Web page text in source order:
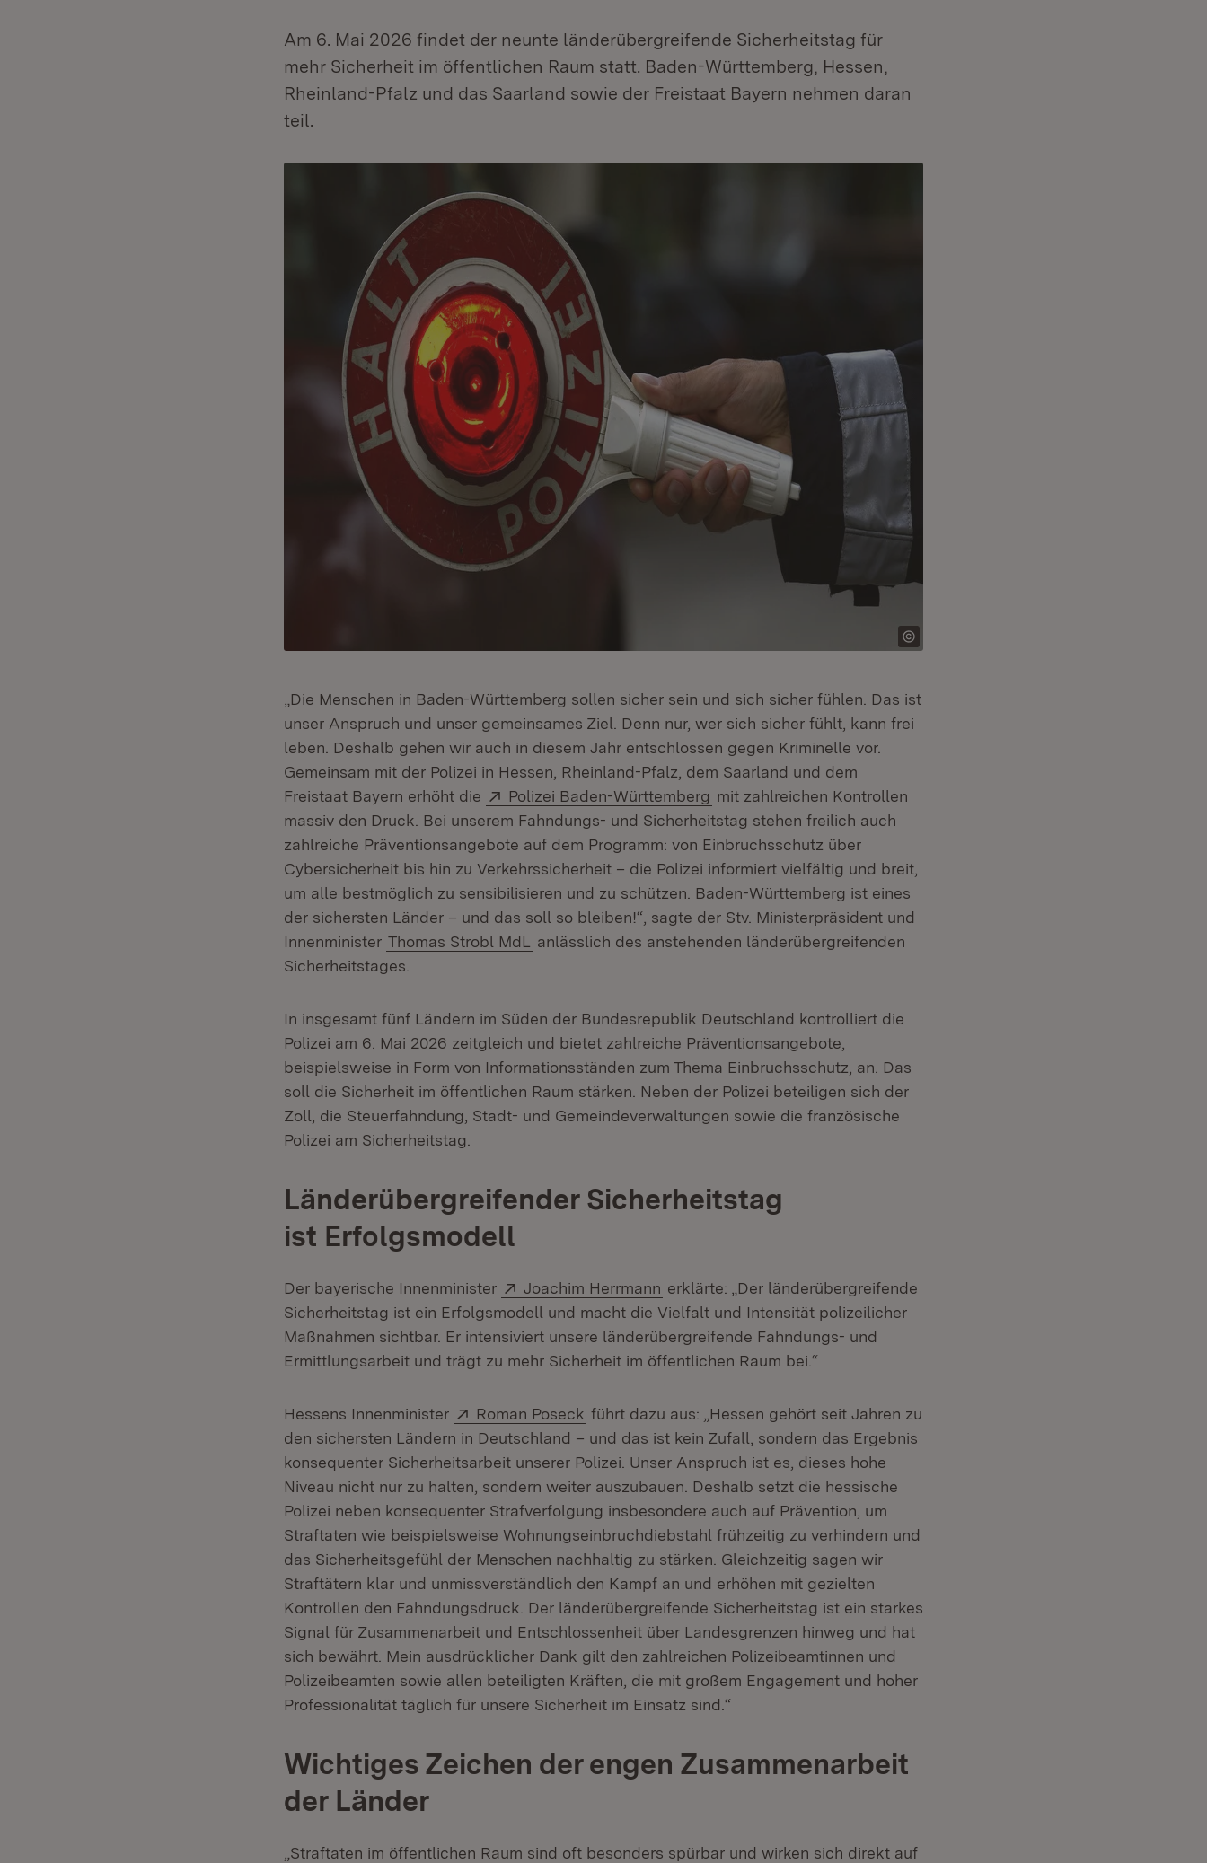
Am 6. Mai 2026 findet der neunte länderübergreifende Sicherheitstag für
mehr Sicherheit im öffentlichen Raum statt. Baden-Württemberg, Hessen,
Rheinland-Pfalz und das Saarland sowie der Freistaat Bayern nehmen daran
teil.
„Die Menschen in Baden-Württemberg sollen sicher sein und sich sicher fühlen. Das ist
unser Anspruch und unser gemeinsames Ziel. Denn nur, wer sich sicher fühlt, kann frei
leben. Deshalb gehen wir auch in diesem Jahr entschlossen gegen Kriminelle vor.
Gemeinsam mit der Polizei in Hessen, Rheinland-Pfalz, dem Saarland und dem
Freistaat Bayern erhöht die
Extern:
Polizei Baden-Württemberg (Öffnet in neuem Fenster)
mit zahlreichen Kontrollen
massiv den Druck. Bei unserem Fahndungs- und Sicherheitstag stehen freilich auch
zahlreiche Präventionsangebote auf dem Programm: von Einbruchsschutz über
Cybersicherheit bis hin zu Verkehrssicherheit – die Polizei informiert vielfältig und breit,
um alle bestmöglich zu sensibilisieren und zu schützen. Baden-Württemberg ist eines
der sichersten Länder – und das soll so bleiben!“, sagte der Stv. Ministerpräsident und
Innenminister Thomas Strobl MdL
anlässlich des anstehenden länderübergreifenden
Sicherheitstages.
In insgesamt fünf Ländern im Süden der Bundesrepublik Deutschland kontrolliert die
Polizei am 6. Mai 2026 zeitgleich und bietet zahlreiche Präventionsangebote,
beispielsweise in Form von Informationsständen zum Thema Einbruchsschutz, an. Das
soll die Sicherheit im öffentlichen Raum stärken. Neben der Polizei beteiligen sich der
Zoll, die Steuerfahndung, Stadt- und Gemeindeverwaltungen sowie die französische
Polizei am Sicherheitstag.
Länderübergreifender Sicherheitstag
ist Erfolgsmodell
Der bayerische Innenminister Extern:
Joachim Herrmann (Öffnet in neuem Fenster)
erklärte: „Der länderübergreifende
Sicherheitstag ist ein Erfolgsmodell und macht die Vielfalt und Intensität polizeilicher
Maßnahmen sichtbar. Er intensiviert unsere länderübergreifende Fahndungs- und
Ermittlungsarbeit und trägt zu mehr Sicherheit im öffentlichen Raum bei.“
Hessens Innenminister Extern:
Roman Poseck (Öffnet in neuem Fenster)
führt dazu aus: „Hessen gehört seit Jahren zu
den sichersten Ländern in Deutschland – und das ist kein Zufall, sondern das Ergebnis
konsequenter Sicherheitsarbeit unserer Polizei. Unser Anspruch ist es, dieses hohe
Niveau nicht nur zu halten, sondern weiter auszubauen. Deshalb setzt die hessische
Polizei neben konsequenter Strafverfolgung insbesondere auch auf Prävention, um
Straftaten wie beispielsweise Wohnungseinbruchdiebstahl frühzeitig zu verhindern und
das Sicherheitsgefühl der Menschen nachhaltig zu stärken. Gleichzeitig sagen wir
Straftätern klar und unmissverständlich den Kampf an und erhöhen mit gezielten
Kontrollen den Fahndungsdruck. Der länderübergreifende Sicherheitstag ist ein starkes
Signal für Zusammenarbeit und Entschlossenheit über Landesgrenzen hinweg und hat
sich bewährt. Mein ausdrücklicher Dank gilt den zahlreichen Polizeibeamtinnen und
Polizeibeamten sowie allen beteiligten Kräften, die mit großem Engagement und hoher
Professionalität täglich für unsere Sicherheit im Einsatz sind.“
Wichtiges Zeichen der engen Zusammenarbeit
der Länder
„Straftaten im öffentlichen Raum sind oft besonders spürbar und wirken sich direkt auf